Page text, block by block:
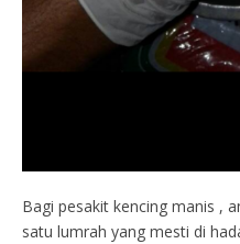
Bagi pesakit kencing manis ,
satu lumrah yang mesti di